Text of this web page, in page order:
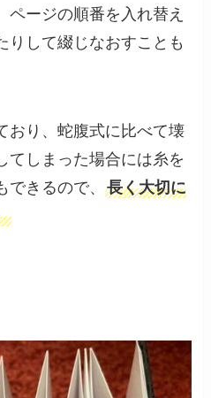
ページの順番を入れ替え
りして綴じなおすことも
おり、蛇腹式に比べて壊
てしまった場合には糸を
できるので、長く大切に